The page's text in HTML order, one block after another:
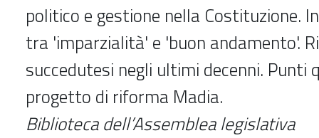
politico e gestione nella Costituzione.
tra 'imparzialità' e 'buon andamento'.
succedutesi negli ultimi decenni. Punti
progetto di riforma Madia.
Biblioteca dell’Assemblea legislativa